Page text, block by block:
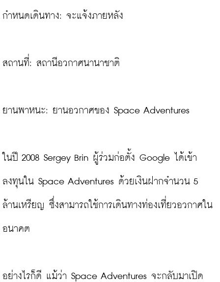
กำหนดเดินทาง: จะแจ้งภายหลัง
สถานที่: สถานีอวกาศนานาชาติ
ยานพาหนะ: ยานอวกาศของ Space Adventures
ในปี 2008 Sergey Brin ผู้ร่วมก่อตั้ง Google ได้เข้า
ลงทุนใน Space Adventures ด้วยเงินฝากจำนวน 5
ล้านเหรียญ ซึ่งสามารถใช้การเดินทางท่องเที่ยวอวกาศใน
อนาคต
อย่างไรก็ดี แม้ว่า Space Adventures จะกลับมาเปิด